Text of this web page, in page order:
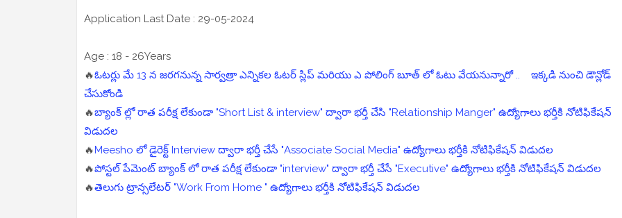
Application Last Date : 29-05-2024
Age : 18 - 26Years
🔥ఓటర్లు మే 13 న జరగనున్న సార్వత్రా ఎన్నికల ఓటర్ స్లిప్ మరియు ఎ పోలింగ్ బూత్ లో ఓటు వేయనున్నారో .. ఇక్కడి నుంచి డౌన్లోడ్
చేసుకోండి
🔥బ్యాంక్ ల్లో రాత పరీక్ష లేకుండా "Short List & interview" ద్వారా భర్తీ చేసి "Relationship Manger" ఉద్యోగాలు భర్తీకి నోటిఫికేషన్
విడుదల
🔥Meesho లో డైరెక్ట్ Interview ద్వారా భర్తీ చేసే "Associate Social Media" ఉద్యోగాలు భర్తీకి నోటిఫికేషన్ విడుదల
🔥పోస్టల్ పేమెంట్ బ్యాంక్ లో రాత పరీక్ష లేకుండా "interview" ద్వారా భర్తీ చేసే "Executive" ఉద్యోగాలు భర్తీకి నోటిఫికేషన్ విడుదల
🔥తెలుగు ట్రాన్సలేటర్ "Work From Home " ఉద్యోగాలు భర్తీకి నోటిఫికేషన్ విడుదల